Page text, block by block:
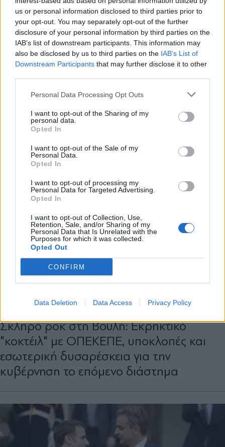
us or personal information disclosed to third parties prior to
your opt-out. You may separately opt-out of the further
disclosure of your personal information by third parties on the
IAB’s list of downstream participants. This information may
also be disclosed by us to third parties on the IAB’s List of
Downstream Participants that may further disclose it to other
Personal Data Processing Opt Outs
I want to opt-out of the Sharing of my
personal data.
Opted In
I want to opt-out of the Sale of my
Personal Data.
Opted In
I want to opt-out of processing my
Personal Data for Targeted Advertising.
Opted In
I want to opt-out of Collection, Use,
Retention, Sale, and/or Sharing of my
Personal Data that Is Unrelated with the
Purposes for which it was collected.
Opted Out
CONFIRM
Data Deletion Data Access Privacy Policy
ΠΟΛΙΤΙΚΗ 19.04.2026 08:11
"Ατζέντα 2030" η Συνταγµατική
Αναθεώρηση
Σκληρό ροκ στη Βουλή: Εκρηκτικό
"κοκτέιλ" με ΟΠΕΚΕΠΕ, υποκλοπές και
εσωτερική δυσαρέσκεια για την
κυβέρνηση το επόμενο διάστημα
Εγγραφή στο newsletter
Αποδέχομαι τους
και την πολιτική απορρήτου
X